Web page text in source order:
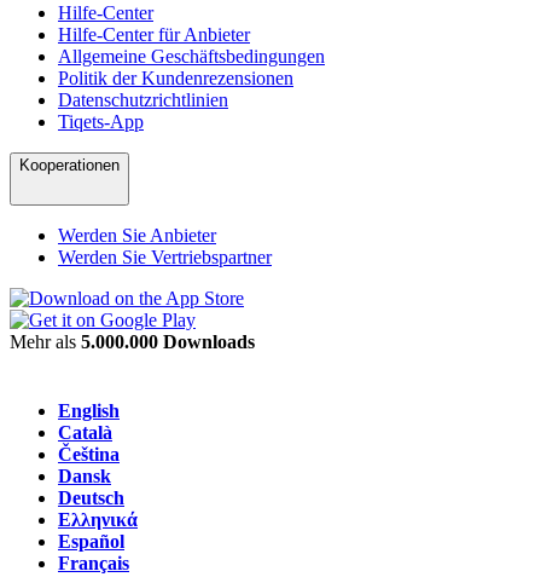
Hilfe-Center
Hilfe-Center für Anbieter
Allgemeine Geschäftsbedingungen
Politik der Kundenrezensionen
Datenschutzrichtlinien
Tiqets-App
Kooperationen
Werden Sie Anbieter
Werden Sie Vertriebspartner
Mehr als 5.000.000 Downloads
English
Català
Čeština
Dansk
Deutsch
Ελληνικά
Español
Français